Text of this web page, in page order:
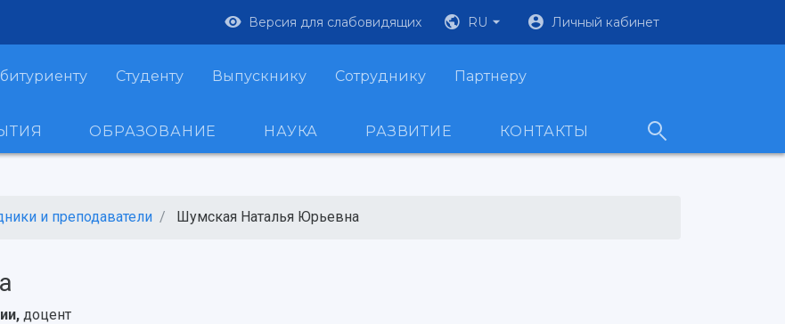
Версия для слабовидящих RU Личный кабинет
Студенту Выпускнику Сотруднику Партнеру
ОБРАЗОВАНИЕ НАУКА РАЗВИТИЕ КОНТАКТЫ
и преподаватели Шумская Наталья Юрьевна
доцент